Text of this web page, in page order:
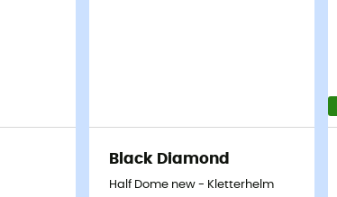
Black Diamond
Half Dome new - Kletterhelm